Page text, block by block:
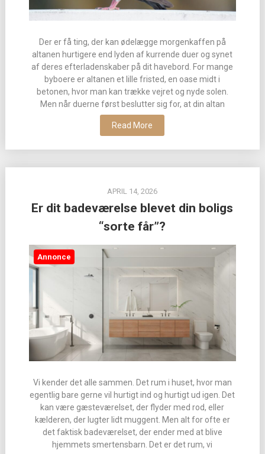
Der er få ting, der kan ødelægge morgenkaffen på
altanen hurtigere end lyden af kurrende duer og synet
af deres efterladenskaber på dit havebord. For mange
byboere er altanen et lille fristed, en oase midt i
betonen, hvor man kan trække vejret og nyde solen.
Men når duerne først beslutter sig for, at din altan
Read More
APRIL 14, 2026
Er dit badeværelse blevet din boligs
“sorte får”?
Annonce
Vi kender det alle sammen. Det rum i huset, hvor man
egentlig bare gerne vil hurtigt ind og hurtigt ud igen. Det
kan være gæsteværelset, der flyder med rod, eller
kælderen, der lugter lidt muggent. Men alt for ofte er
det faktisk badeværelset, der ender med at blive
hjemmets smertensbarn. Det er det rum, vi